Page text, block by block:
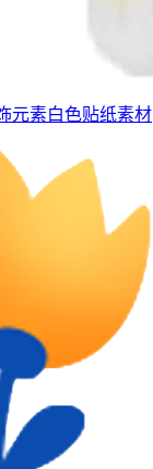
元素白色贴纸素材